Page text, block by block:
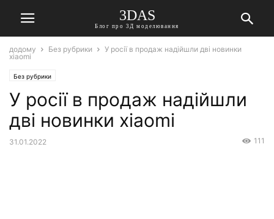
3DAS
Блог про 3Д моделювання
додому Без рубрики
У росії в продаж надійшли дві новинки
xiaomi
Без рубрики
У росії в продаж надійшли
дві новинки xiaomi
31.01.2022 111